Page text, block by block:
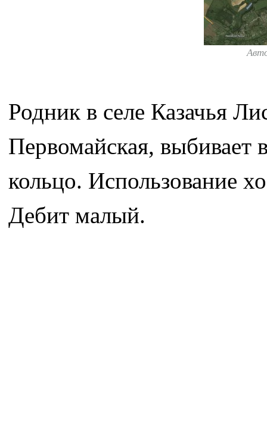
Родник в селе Казачья
Первомайская, выбивает
кольцо. Использование
Дебит малый.